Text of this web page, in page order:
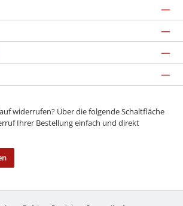
widerrufen? Über die folgende Schaltfläche
Ihrer Bestellung einfach und direkt